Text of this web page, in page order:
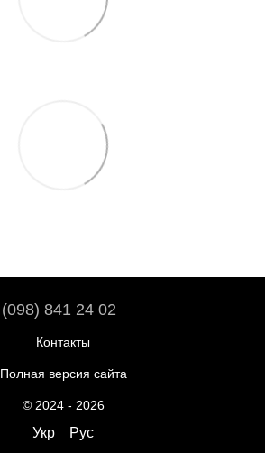
(098) 841 24 02
Контакты
Полная версия сайта
© 2024 - 2026
Укр Рус